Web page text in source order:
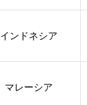
インドネシア
マレーシア